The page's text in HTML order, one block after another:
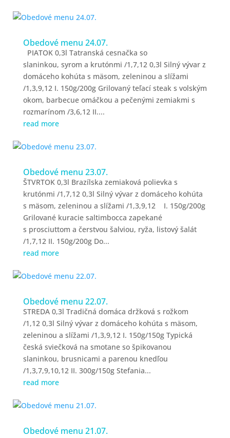
Obedové menu 24.07.
PIATOK 0,3l Tatranská cesnačka so
slaninkou, syrom a krutónmi /1,7,12 0,3l Silný vývar z
domáceho kohúta s mäsom, zeleninou a slížami
/1,3,9,12 I. 150g/200g Grilovaný teľací steak s volským
okom, barbecue omáčkou a pečenými zemiakmi s
rozmarínom /3,6,12 II....
read more
Obedové menu 23.07.
ŠTVRTOK 0,3l Brazílska zemiaková polievka s
krutónmi /1,7,12 0,3l Silný vývar z domáceho kohúta
s mäsom, zeleninou a slížami /1,3,9,12 I. 150g/200g
Grilované kuracie saltimbocca zapekané
s prosciuttom a čerstvou šalviou, ryža, listový šalát
/1,7,12 II. 150g/200g Do...
read more
Obedové menu 22.07.
STREDA 0,3l Tradičná domáca držková s rožkom
/1,12 0,3l Silný vývar z domáceho kohúta s mäsom,
zeleninou a slížami /1,3,9,12 I. 150g/150g Typická
česká sviečková na smotane so špikovanou
slaninkou, brusnicami a parenou knedľou
/1,3,7,9,10,12 II. 300g/150g Stefania...
read more
Obedové menu 21.07.